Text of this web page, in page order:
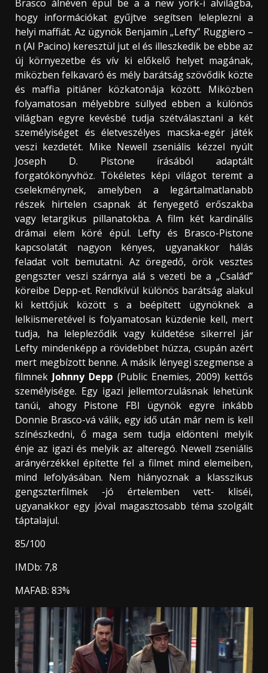
Brasco álnéven épül be a a new york-i alvilágba,
hogy információkat gyűjtve segítsen leleplezni a
helyi maffiát. Az ügynök Benjamin „Lefty” Ruggiero –
n (Al Pacino) keresztül jut el és illeszkedik be ebbe az
új környezetbe és vív ki előkelő helyet magának,
miközben felkavaró és mély barátság szövődik közte
és maffia pitiáner közkatonája között. Miközben
folyamatosan mélyebbre süllyed ebben a különös
világban egyre kevésbé tudja szétválasztani a két
személyiséget és életveszélyes macska-egér játék
veszi kezdetét. Mike Newell zseniális kézzel nyúlt
Joseph D. Pistone írásából adaptált
forgatókönyvhöz. Tökéletes képi világot teremt a
cselekménynek, amelyben a legártalmatlanabb
részek hirtelen csapnak át fenyegető erőszakba
vagy letargikus pillanatokba. A film két kardinális
drámai elem köré épül. Lefty és Brasco-Pistone
kapcsolatát nagyon kényes, ugyanakkor hálás
feladat volt bemutatni. Az öregedő, örök vesztes
gengszter veszi szárnya alá s vezeti be a „Család”
köreibe Depp-et. Rendkívül különös barátság alakul
ki kettőjük között s a beépített ügynöknek a
lelkiismeretével is folyamatosan küzdenie kell, mert
tudja, ha lelepleződik vagy küldetése sikerrel jár
Lefty mindenképp a rövidebbet húzza, csupán azért
mert megbízott benne. A másik lényegi szegmense a
filmnek Johnny Depp (Public Enemies, 2009) kettős
személyisége. Egy igazi jellemtorzulásnak lehetünk
tanúi, ahogy Pistone FBI ügynök egyre inkább
Donnie Brasco-vá válik, egy idő után már nem is kell
színészkedni, ő maga sem tudja eldönteni melyik
énje az igazi és melyik az alteregó. Newell zseniális
arányérzékkel építette fel a filmet mind elemeiben,
mind lefolyásában. Nem hiányoznak a klasszikus
gengszterfilmek -jó értelemben vett- kliséi,
ugyanakkor egy jóval magasztosabb téma szolgált
táptalajul.
85/100
IMDb: 7,8
MAFAB: 83%